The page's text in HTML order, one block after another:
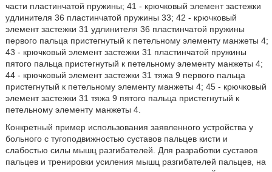
части пластинчатой пружины; 41 - крючковый элемент застежки
удлинителя 36 пластинчатой пружины 33; 42 - крючковый
элемент застежки 31 удлинителя 36 пластинчатой пружины
первого пальца пристегнутый к петельному элементу манжеты 4;
43 - крючковый элемент застежки 31 пластинчатой пружины
пятого пальца пристегнутый к петельному элементу манжеты 4;
44 - крючковый элемент застежки 31 тяжа 9 первого пальца
пристегнутый к петельному элементу манжеты 4; 45 - крючковый
элемент застежки 31 тяжа 9 пятого пальца пристегнутый к
петельному элементу манжеты 4.
Конкретный пример использования заявленного устройства у
больного с тугоподвижностью суставов пальцев кисти и
слабостью силы мышц разгибателей. Для разработки суставов
пальцев и тренировки усиления мышц разгибателей пальцев, на